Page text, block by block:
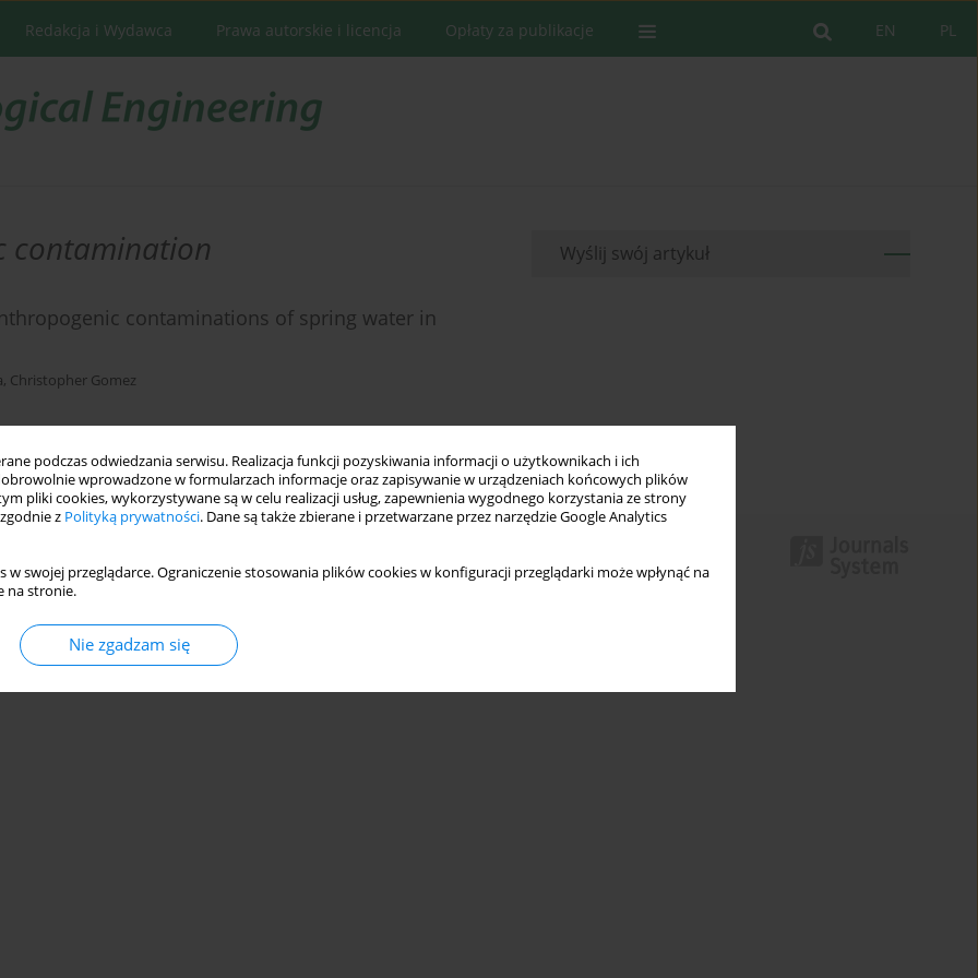
podczas odwiedzania serwisu. Realizacja funkcji pozyskiwania informacji o użytkownikach i ich
wprowadzone w formularzach informacje oraz zapisywanie w urządzeniach końcowych plików
pliki cookies, wykorzystywane są w celu realizacji usług, zapewnienia wygodnego korzystania ze strony
z Polityką prywatności. Dane są także zbierane i przetwarzane przez narzędzie Google Analytics
w swojej przeglądarce. Ograniczenie stosowania plików cookies w konfiguracji przeglądarki może wpłynąć na
na stronie.
Nie zgadzam się
PL
EN
Redakcja i Wydawca Prawa autorskie i licencja Opłaty za publikacje
contamination
contaminations of spring water in
, Christopher Gomez
Statystyki
Wyślij swój artykuł
© 2006-2026 Journal hosting platform by